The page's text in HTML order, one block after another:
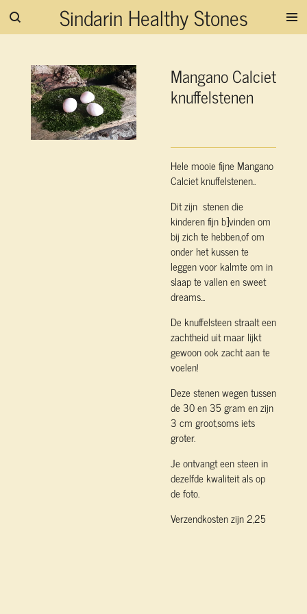
Ga
hoofdinhoud
Sindarin Healthy Stones
Mangano Calciet
knuffelstenen
Hele mooie fijne Mangano
Calciet knuffelstenen..
Dit zijn stenen die
kinderen fijn b]vinden om
bij zich te hebben,of om
onder het kussen te
leggen voor kalmte om in
slaap te vallen en sweet
dreams...
De knuffelsteen straalt een
zachtheid uit maar lijkt
gewoon ook zacht aan te
voelen!
Deze stenen wegen tussen
de 30 en 35 gram en zijn
3 cm groot,soms iets
groter.
Je ontvangt een steen in
dezelfde kwaliteit als op
de foto.
Verzendkosten zijn 2,25